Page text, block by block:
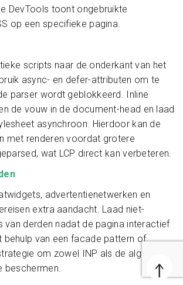
DevTools toont ongebruikte
op een specifieke pagina.
scripts naar de onderkant van het
async- en defer-attributen om te
parser wordt geblokkeerd. Inline
de vouw in de document-head en laad
asynchroon. Hierdoor kan de
met renderen voordat grotere
wat LCP direct kan verbeteren.
advertentienetwerken en
extra aandacht. Laad niet-
van derden nadat de pagina interactief
behulp van een facade pattern of
om zowel INP als de algehele
beschermen.
↑